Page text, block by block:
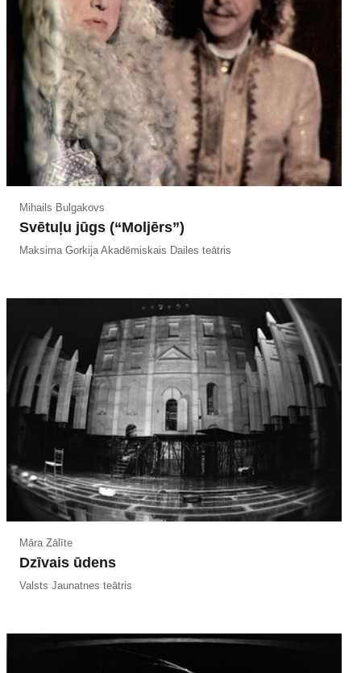
Mihails Bulgakovs
Svētuļu jūgs (“Moljērs”)
Maksima Gorkija Akadēmiskais Dailes teātris
Māra Zālīte
Dzīvais ūdens
Valsts Jaunatnes teātris